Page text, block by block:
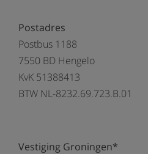
Postadres
Postbus 1188
7550 BD Hengelo
KvK 51388413
BTW NL-8232.69.723.B.01
Vestiging Groningen*